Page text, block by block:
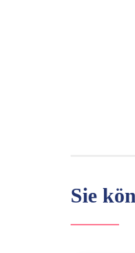
Sie